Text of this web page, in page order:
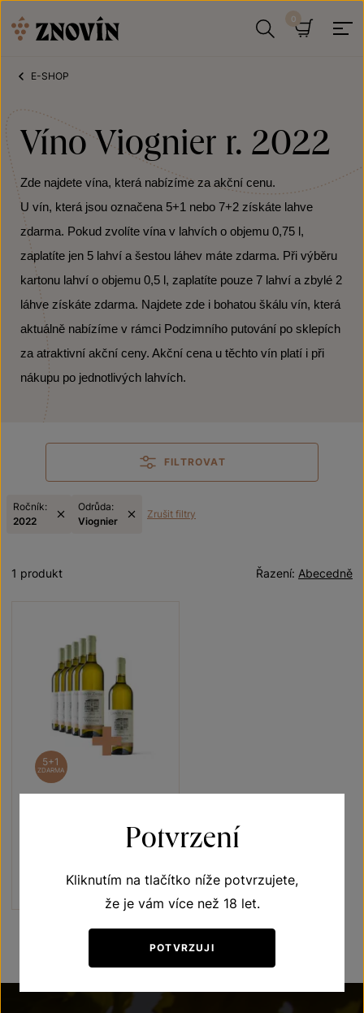
E-SHOP
Víno Viognier r. 2022
Zde najdete vína, která nabízíme za akční cenu.
U vín, která jsou označena 5+1 nebo 7+2 získáte lahve
zdarma. Pokud zvolíte vína v lahvích o objemu 0,75 l,
zaplatíte jen 5 lahví a šestou láhev máte zdarma. Při výběru
kartonu lahví o objemu 0,5 l, zaplatíte pouze 7 lahví a zbylé 2
láhve získáte zdarma. Najdete zde i bohatou škálu vín, která
aktuálně nabízíme v rámci Podzimního putování po sklepích
za atraktivní akční ceny. Akční cena u těchto vín platí i při
nákupu po jednotlivých lahvích.
FILTROVAT
Ročník:
2022
Odrůda:
Viognier
Zrušit filtry
Abecedně
Řazení:
1 produkt
5+1
ZDARMA
Terroir - toulky vinicemi
Šarže 2325
Potvrzení
Kliknutím na tlačítko níže potvrzujete,
že je vám více než 18 let.
POTVRZUJI